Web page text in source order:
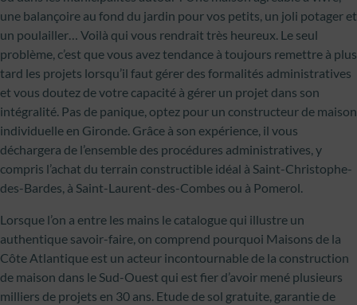
une balançoire au fond du jardin pour vos petits, un joli potager et
un poulailler… Voilà qui vous rendrait très heureux. Le seul
problème, c’est que vous avez tendance à toujours remettre à plus
tard les projets lorsqu’il faut gérer des formalités administratives
et vous doutez de votre capacité à gérer un projet dans son
intégralité. Pas de panique, optez pour un constructeur de maison
individuelle en Gironde. Grâce à son expérience, il vous
déchargera de l’ensemble des procédures administratives, y
compris l’achat du terrain constructible idéal à Saint-Christophe-
des-Bardes, à Saint-Laurent-des-Combes ou à Pomerol.
Lorsque l’on a entre les mains le catalogue qui illustre un
authentique savoir-faire, on comprend pourquoi Maisons de la
Côte Atlantique est un acteur incontournable de la construction
de maison dans le Sud-Ouest qui est fier d’avoir mené plusieurs
milliers de projets en 30 ans. Etude de sol gratuite, garantie de